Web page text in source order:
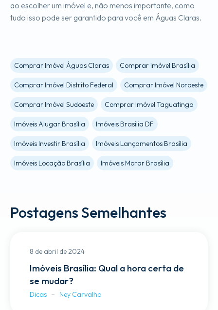
ao escolher um imóvel e, não menos importante, como
tudo isso pode ser garantido para você em Águas Claras.
Comprar Imóvel Águas Claras Comprar Imóvel Brasília
Comprar Imóvel Distrito Federal Comprar Imóvel Noroeste
Comprar Imóvel Sudoeste Comprar Imóvel Taguatinga
Imóveis Alugar Brasília Imóveis Brasília DF
Imóveis Investir Brasília Imóveis Lançamentos Brasília
Imóveis Locação Brasília Imóveis Morar Brasília
Postagens Semelhantes
8 de abril de 2024
Imóveis Brasília: Qual a hora certa de
se mudar?
Dicas Ney Carvalho